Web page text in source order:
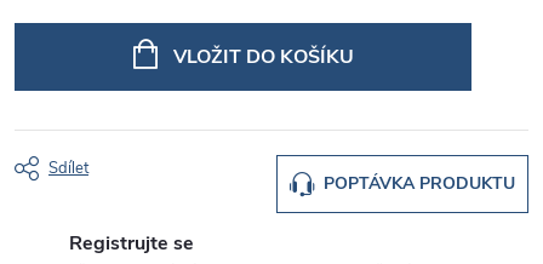
VLOŽIT DO KOŠÍKU
POPTÁVKA PRODUKTU
Sdílet
Registrujte se